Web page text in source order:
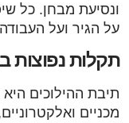
ונסיעת מבחן. כל
על הגיר ועל
תקלות נפוצות
תיבת ההילוכים
מכניים